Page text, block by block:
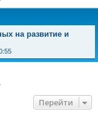
на развитие и
Перейти